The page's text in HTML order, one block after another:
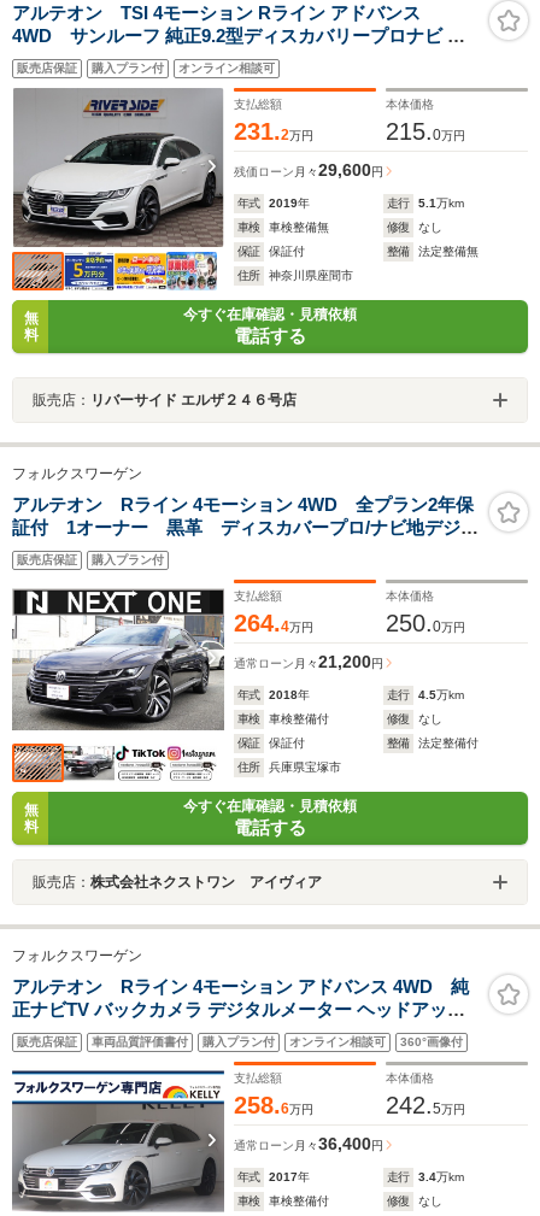
アルテオン TSI 4モーション Rライン アドバンス
4WD サンルーフ 純正9.2型ディスカバリープロナビ カ
ープレイ ディナウディオ 全方位カメラ ETC 専用レザー
シート LEDライト 20AW スマートキー シートヒーター
パワーシート アダプティブクルコン 当店下取り車
販売店保証 購入プラン付 オンライン相談可
支払総額
231.2万円
本体価格
215.0万円
残価ローン 月々29,600円
年式 2019年 走行 5.1万km
車検
車検整備無 修復
なし
保証
保証付 整備
法定整備無
住所
神奈川県座間市
無
料
今すぐ在庫確認・見積依頼
電話する
販売店： リバーサイド エルザ２４６号店
フォルクスワーゲン
アルテオン Rライン 4モーション 4WD 全プラン2年保
証付 1オーナー 黒革 ディスカバープロ/ナビ地デジB
カメラ/カープレイ/ETC 衝突軽減 ブラインドスポット
モニター アンビエントライト パワーバックドア シ
ートヒーター LEDヘッドライト
販売店保証 購入プラン付
支払総額
264.4万円
本体価格
250.0万円
通常ローン 月々21,200円
年式 2018年 走行 4.5万km
車検
車検整備付 修復
なし
保証
保証付 整備
法定整備付
住所
兵庫県宝塚市
無
料
今すぐ在庫確認・見積依頼
電話する
販売店： 株式会社ネクストワン アイヴィア
フォルクスワーゲン
アルテオン Rライン 4モーション アドバンス 4WD 純
正ナビTV バックカメラ デジタルメーター ヘッドアップ
ディスプレイ パワーリアゲート 20インチ純正アルミホイ
ール 4WD マッサージ機能(運転席) LEDヘッドランプ オ
ールインセーフティ 記録簿 スペアキー ETC
販売店保証 車両品質評価書付 購入プラン付 オンライン相談可 360°画像付
支払総額
258.6万円
本体価格
242.5万円
通常ローン 月々36,400円
年式 2017年 走行 3.4万km
車検
車検整備付 修復
なし